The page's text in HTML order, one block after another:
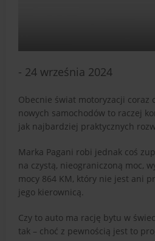
- 24 września 2024
Obecnie świat motoryzacji coraz
nowych samochodów to raczej
jak najbardziej praktycznych
Marka Pagani robi jednak coś
na czystą, nieograniczoną moc,
mocy 864 KM, który nie jest ani
jego kierownicą.
Czy to auto ma rację bytu w
tak – choć z pewnością jest to